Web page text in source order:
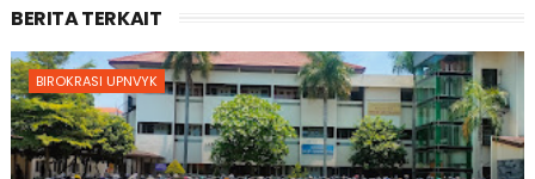
BERITA TERKAIT
BIROKRASI UPNVYK